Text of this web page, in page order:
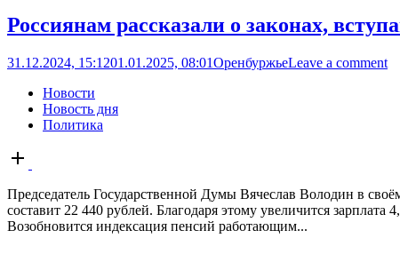
Россиянам рассказали о законах,
31.12.2024, 15:1201.01.2025, 08:01ОренбуржьеLeave a comment
Новости
Новость дня
Политика
Open
post
Председатель Государственной Думы Вячеслав Володин в
составит 22 440 рублей. Благодаря этому увеличится
Возобновится индексация пенсий работающим...